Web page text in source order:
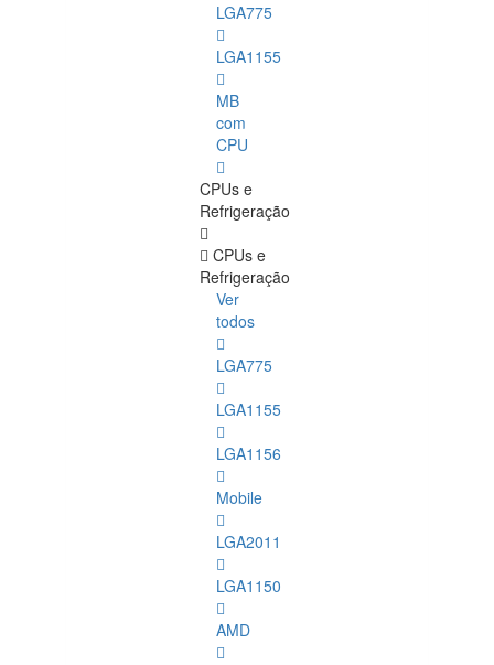
LGA775
LGA1155
MB
com
CPU
CPUs e
Refrigeração
CPUs e
Refrigeração
Ver
todos
LGA775
LGA1155
LGA1156
Mobile
LGA2011
LGA1150
AMD